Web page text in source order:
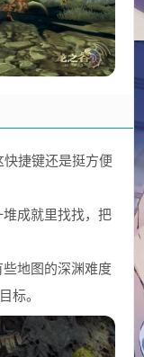
快捷键还是挺方便
成就里找找，把
地图的深渊难度
标。